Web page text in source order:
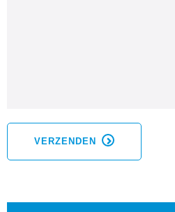
VERZENDEN